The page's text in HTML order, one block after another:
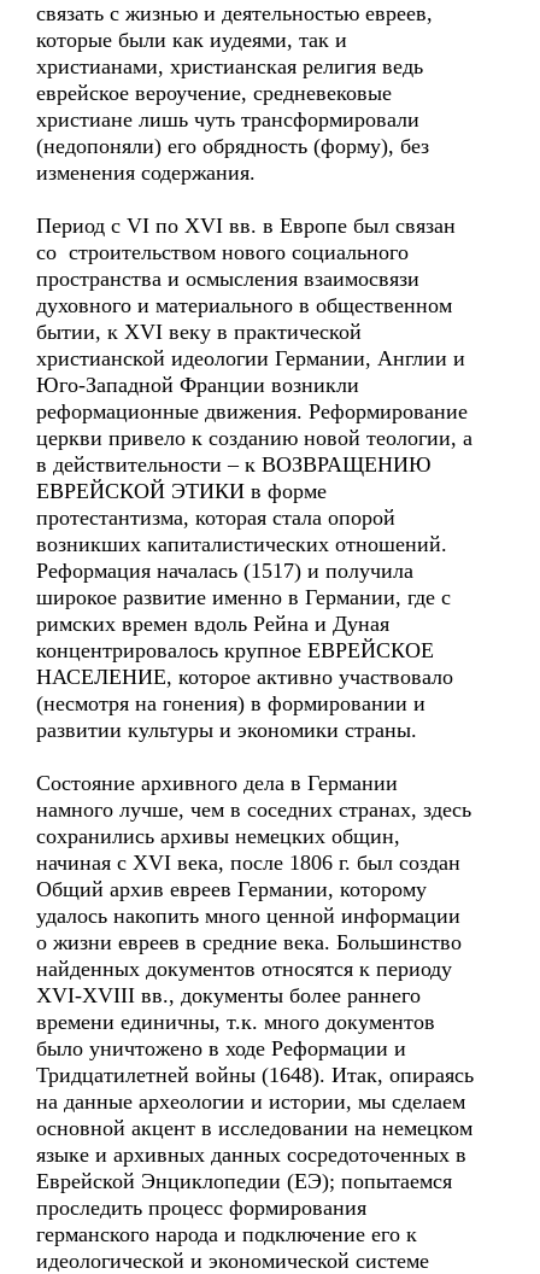
связать с жизнью и деятельностью евреев,
которые были как иудеями, так и
христианами, христианская религия ведь
еврейское вероучение, средневековые
христиане лишь чуть трансформировали
(недопоняли) его обрядность (форму), без
изменения содержания.
Период с VI по XVI вв. в Европе был связан
со строительством нового социального
пространства и осмысления взаимосвязи
духовного и материального в общественном
бытии, к XVI веку в практической
христианской идеологии Германии, Англии и
Юго-Западной Франции возникли
реформационные движения. Реформирование
церкви привело к созданию новой теологии, а
в действительности – к ВОЗВРАЩЕНИЮ
ЕВРЕЙСКОЙ ЭТИКИ в форме
протестантизма, которая стала опорой
возникших капиталистических отношений.
Реформация началась (1517) и получила
широкое развитие именно в Германии, где с
римских времен вдоль Рейна и Дуная
концентрировалось крупное ЕВРЕЙСКОЕ
НАСЕЛЕНИЕ, которое активно участвовало
(несмотря на гонения) в формировании и
развитии культуры и экономики страны.
Состояние архивного дела в Германии
намного лучше, чем в соседних странах, здесь
сохранились архивы немецких общин,
начиная с XVI века, после 1806 г. был создан
Общий архив евреев Германии, которому
удалось накопить много ценной информации
о жизни евреев в средние века. Большинство
найденных документов относятся к периоду
XVI-XVIII вв., документы более раннего
времени единичны, т.к. много документов
было уничтожено в ходе Реформации и
Тридцатилетней войны (1648). Итак, опираясь
на данные археологии и истории, мы сделаем
основной акцент в исследовании на немецком
языке и архивных данных сосредоточенных в
Еврейской Энциклопедии (ЕЭ); попытаемся
проследить процесс формирования
германского народа и подключение его к
идеологической и экономической системе